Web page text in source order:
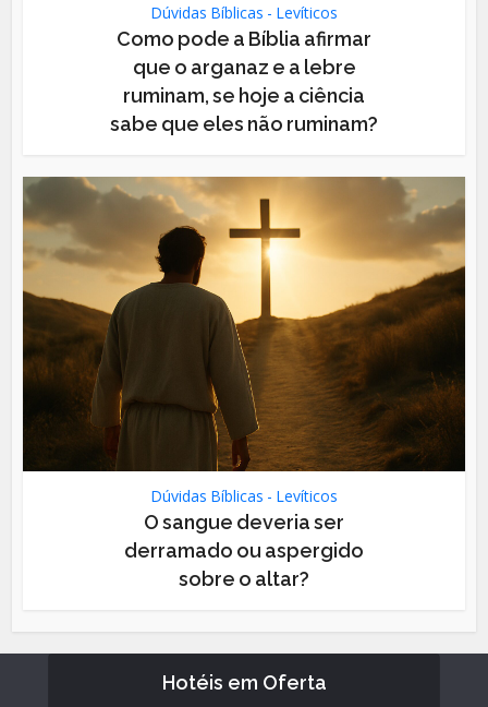
Dúvidas Bíblicas - Levíticos
Como pode a Bíblia afirmar
que o arganaz e a lebre
ruminam, se hoje a ciência
sabe que eles não ruminam?
Dúvidas Bíblicas - Levíticos
O sangue deveria ser
derramado ou aspergido
sobre o altar?
Hotéis em Oferta